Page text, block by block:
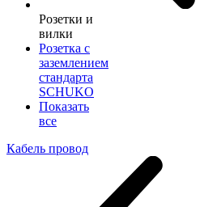
Розетки и
вилки
Розетка с
заземлением
стандарта
SCHUKO
Показать
все
Кабель провод